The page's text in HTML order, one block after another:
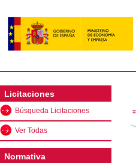
Licitaciones
Búsqueda Licitaciones
Ver Todas
Normativa